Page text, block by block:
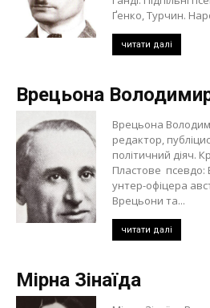
Ґенко, Турчин.
читати далі
Врецьона
Врецьона
редактор,
політичний діяч.
Пластове псевдо:
унтер-офіцера
Врецьони та...
читати далі
Мірна Зінаїда